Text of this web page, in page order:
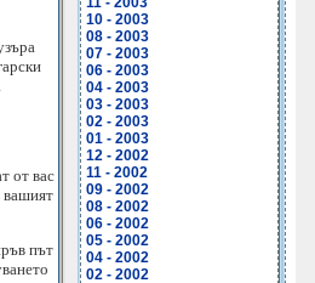
от вас
вашият
път
10 - 2003
08 - 2003
07 - 2003
06 - 2003
04 - 2003
03 - 2003
02 - 2003
01 - 2003
12 - 2002
11 - 2002
09 - 2002
08 - 2002
06 - 2002
05 - 2002
04 - 2002
02 - 2002